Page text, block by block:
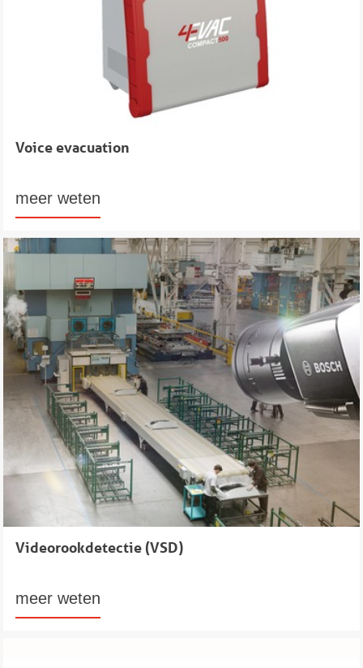
Voice evacuation
meer weten
Videorookdetectie (VSD)
meer weten